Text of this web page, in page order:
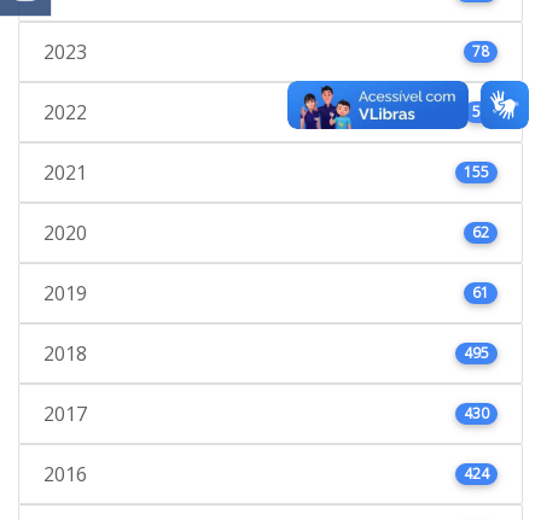
2023 78
2022 53
2021 155
2020 62
2019 61
2018 495
2017 430
2016 424